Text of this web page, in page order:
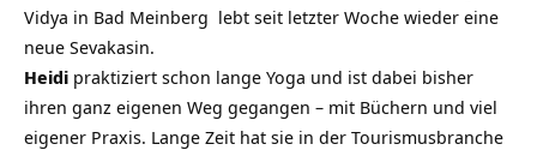
Vidya in Bad Meinberg lebt seit letzter Woche wieder eine
neue Sevakasin.
Heidi praktiziert schon lange Yoga und ist dabei bisher
ihren ganz eigenen Weg gegangen – mit Büchern und viel
eigener Praxis. Lange Zeit hat sie in der Tourismusbranche